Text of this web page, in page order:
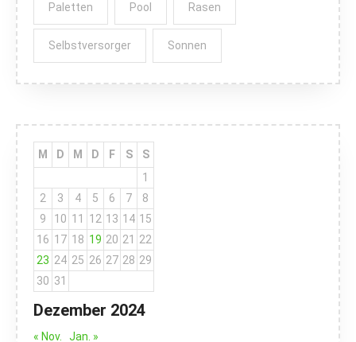
Paletten Pool Rasen
Selbstversorger Sonnen
Dezember 2024
M D M D F S
S
1
2
3 4 5 6 7
8
9
10 11 12 13 14 15
16 17 18 19 20 21
22
23 24 25 26 27 28 29
30 31
« Nov. Jan. »